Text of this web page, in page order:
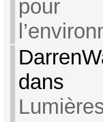
pour
dans